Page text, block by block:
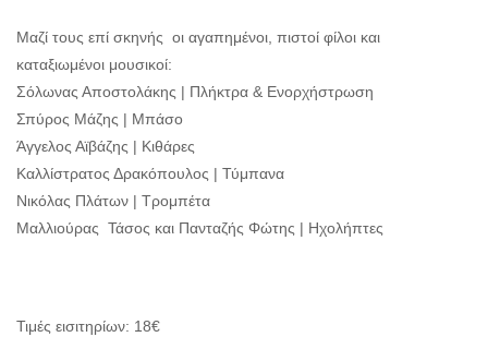
Μαζί τους επί σκηνής οι αγαπημένοι, πιστοί φίλοι και
καταξιωμένοι μουσικοί:
Σόλωνας Αποστολάκης | Πλήκτρα & Ενορχήστρωση
Σπύρος Μάζης | Μπάσο
Άγγελος Αϊβάζης | Κιθάρες
Καλλίστρατος Δρακόπουλος | Τύμπανα
Νικόλας Πλάτων | Τρομπέτα
Μαλλιούρας Τάσος και Πανταζής Φώτης | Ηχολήπτες
Τιμές εισιτηρίων: 18€